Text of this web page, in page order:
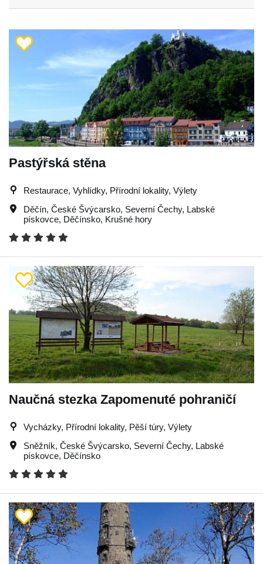
Pastýřská stěna
Restaurace, Vyhlídky, Přírodní lokality, Výlety
Děčín, České Švýcarsko, Severní Čechy, Labské
pískovce, Děčínsko, Krušné hory
Naučná stezka Zapomenuté pohraničí
Vycházky, Přírodní lokality, Pěší túry, Výlety
Sněžník, České Švýcarsko, Severní Čechy, Labské
pískovce, Děčínsko